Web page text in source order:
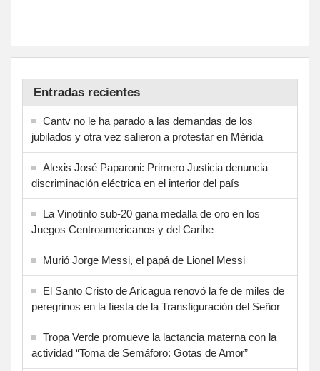
Entradas recientes
Cantv no le ha parado a las demandas de los
jubilados y otra vez salieron a protestar en Mérida
Alexis José Paparoni: Primero Justicia denuncia
discriminación eléctrica en el interior del país
La Vinotinto sub-20 gana medalla de oro en los
Juegos Centroamericanos y del Caribe
Murió Jorge Messi, el papá de Lionel Messi
El Santo Cristo de Aricagua renovó la fe de miles de
peregrinos en la fiesta de la Transfiguración del Señor
Tropa Verde promueve la lactancia materna con la
actividad “Toma de Semáforo: Gotas de Amor”